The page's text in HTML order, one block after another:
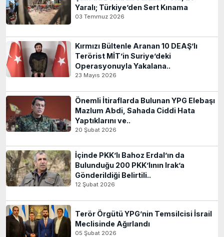
Yaralı; Türkiye’den Sert Kınama
03 Temmuz 2026
Kırmızı Bültenle Aranan 10 DEAŞ’lı
Terörist MİT’in Suriye’deki
Operasyonuyla Yakalana..
23 Mayıs 2026
Önemli İtiraflarda Bulunan YPG Elebaşı
Mazlum Abdi, Sahada Ciddi Hata
Yaptıklarını ve..
20 Şubat 2026
İçinde PKK’lı Bahoz Erdal’ın da
Bulunduğu 200 PKK’lının Irak’a
Gönderildiği Belirtili..
12 Şubat 2026
Terör Örgütü YPG’nin Temsilcisi İsrail
Meclisinde Ağırlandı
05 Şubat 2026